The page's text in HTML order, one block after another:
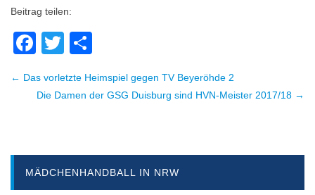
Beitrag teilen:
Facebook
Twitter
Beitragsnavigation
← Das vorletzte Heimspiel gegen TV Beyeröhde 2
Die Damen der GSG Duisburg sind HVN-Meister 2017/18 →
MÄDCHENHANDBALL IN NRW